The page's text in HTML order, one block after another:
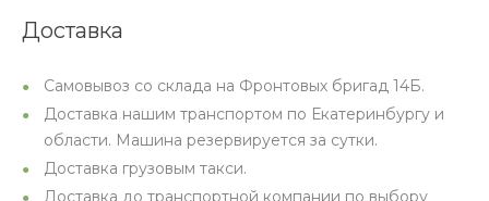
Доставка
Самовывоз со склада на Фронтовых бригад 14Б.
Доставка нашим транспортом по Екатеринбургу и
области. Машина резервируется за сутки.
Доставка грузовым такси.
Доставка до транспортной компании по выбору